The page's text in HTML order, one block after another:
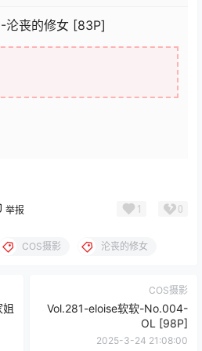
丧的修女 [83P]
举报 1 0
COS摄影 沦丧的修女
COS摄影
Vol.281-eloise软软-No.004-
OL [98P]
2025-3-24 21:08:00